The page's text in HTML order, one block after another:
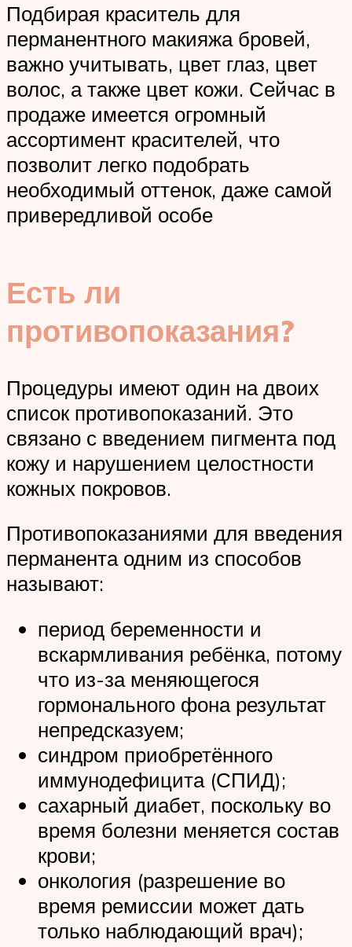
Подбирая краситель для
перманентного макияжа бровей,
важно учитывать, цвет глаз, цвет
волос, а также цвет кожи. Сейчас в
продаже имеется огромный
ассортимент красителей, что
позволит легко подобрать
необходимый оттенок, даже самой
привередливой особе
Есть ли
противопоказания?
Процедуры имеют один на двоих
список противопоказаний. Это
связано с введением пигмента под
кожу и нарушением целостности
кожных покровов.
Противопоказаниями для введения
перманента одним из способов
называют:
период беременности и
вскармливания ребёнка, потому
что из-за меняющегося
гормонального фона результат
непредсказуем;
синдром приобретённого
иммунодефицита (СПИД);
сахарный диабет, поскольку во
время болезни меняется состав
крови;
онкология (разрешение во
время ремиссии может дать
только наблюдающий врач);